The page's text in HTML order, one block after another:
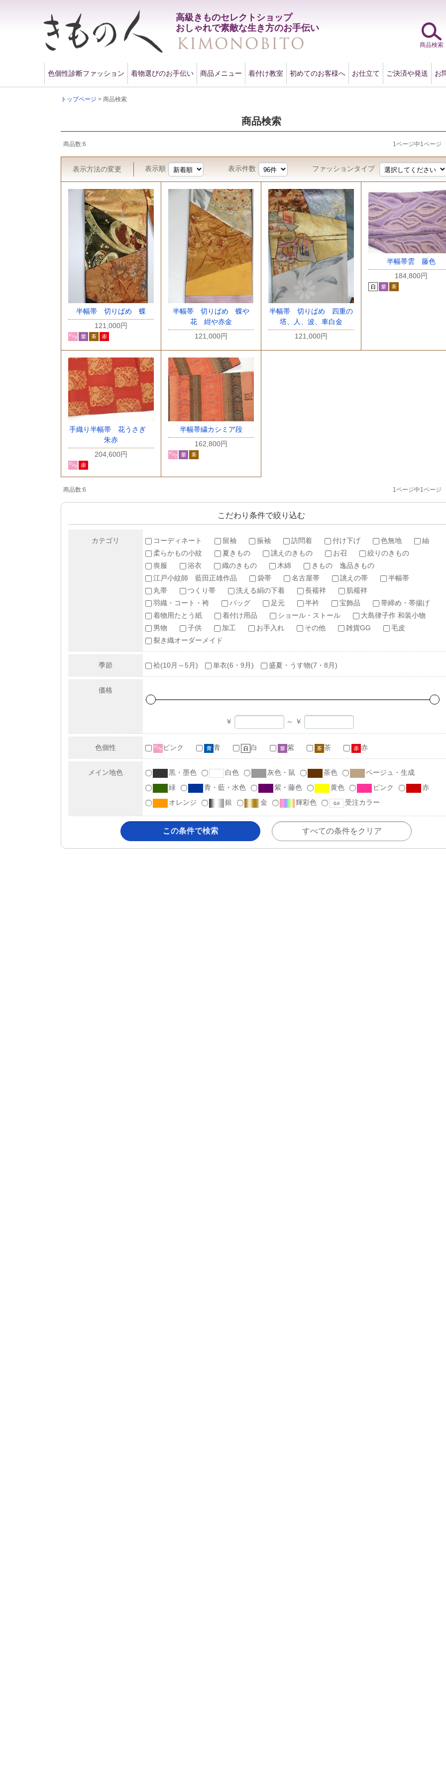
高級きものセレクトショップ
おしゃれで素敵な生き方のお手伝い
色個性診断ファッション 着物選びのお手伝い 商品メニュー 着付け教室 初めてのお客様へ お仕立て ご決済や発送 お
商品検索
トップページ > 商品検索
商品検索
商品数:6 1ページ中1ページ
表示方法の変更 表示順 表示件数 ファッションタイプ
半幅帯 切りばめ 蝶
121,000円
半幅帯 切りばめ 蝶や
花 紺や赤金
121,000円
半幅帯 切りばめ 四重の
塔、人、波、車白金
121,000円
半幅帯雲 藤色
184,800円
手織り半幅帯 花うさぎ
朱赤
204,600円
半幅帯繍カシミア段
162,800円
商品数:6 1ページ中1ページ
こだわり条件で絞り込む
カテゴリ コーディネート 留袖 振袖 訪問着 付け下げ 色無地
紬
柔らかもの小紋
夏きもの 誂えのきもの お召
絞りのきもの
喪服
浴衣 織のきもの 木綿
きもの 逸品きもの
江戸小紋師 藍田正雄作品
袋帯 名古屋帯 誂えの帯
半幅帯
丸帯
つくり帯 洗える絹の下着 長襦袢
肌襦袢
羽織・コート・袴
バッグ 足元 半衿 宝飾品
帯締め・帯揚げ
着物用たとう紙
着付け用品 ショール・ストール
大島律子作 和装小物
男物
子供 加工 お手入れ その他 雑貨GG
毛皮
裂き織オーダーメイド
季節 袷(10月～5月) 単衣(6・9月) 盛夏・うす物(7・8月)
価格
￥ ～ ￥
色個性 ピンク 青 白 紫 茶 赤
メイン地色 黒・墨色 白色 灰色・鼠 茶色
ベージュ・生成
緑
青・藍・水色 紫・藤色 黄色 ピンク
赤
オレンジ
銀 金 輝彩色 受注カラー